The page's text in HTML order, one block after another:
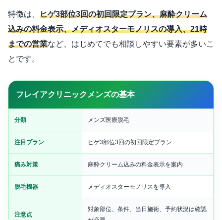
特徴は、 ヒゲ3部位3回の初回限定プラン、麻酔クリーム
込みの料金表示、メディオスターモノリスの導入、21時
までの営業など、はじめてでも相談しやすい要素が多いこ
とです。
フレイアクリニックメンズの基本
分類 メンズ医療脱毛
注目プラン ヒゲ3部位3回の初回限定プラン
痛み対策 麻酔クリーム込みの料金表示を案内
脱毛機器 メディオスターモノリスを導入
注意点
対象部位、条件、当日施術、予約状況は確認